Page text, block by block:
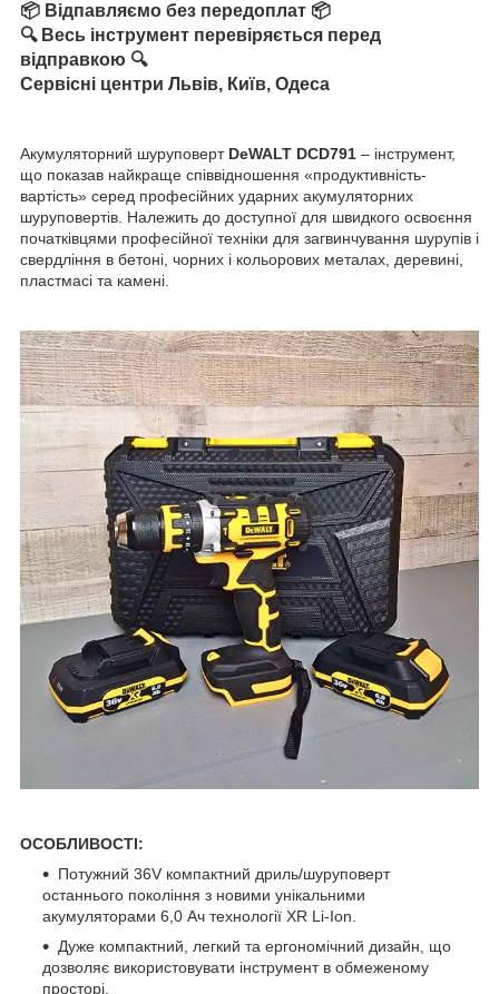
📦 Відпавляємо без передоплат 📦
🔍 Весь інструмент перевіряється перед
відправкою 🔍
Сервісні центри Львів, Київ, Одеса
Акумуляторний шуруповерт DeWALT DCD791 – інструмент,
що показав найкраще співвідношення «продуктивність-
вартість» серед професійних ударних акумуляторних
шуруповертів. Належить до доступної для швидкого освоєння
початківцями професійної техніки для загвинчування шурупів і
свердління в бетоні, чорних і кольорових металах, деревині,
пластмасі та камені.
ОСОБЛИВОСТІ:
Потужний 36V компактний дриль/шуруповерт
останнього покоління з новими унікальними
акумуляторами 6,0 Ач технології XR Li-Ion.
Дуже компактний, легкий та ергономічний дизайн, що
дозволяє використовувати інструмент в обмеженому
просторі.